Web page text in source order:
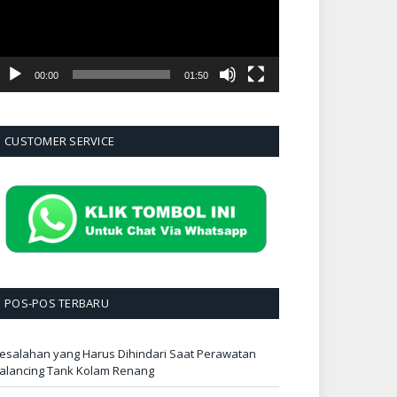
00:00 01:50
CUSTOMER SERVICE
POS-POS TERBARU
yang Harus Dihindari Saat Perawatan
Tank Kolam Renang